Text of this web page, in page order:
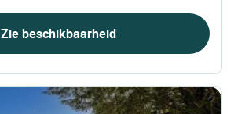
Zie beschikbaarheid